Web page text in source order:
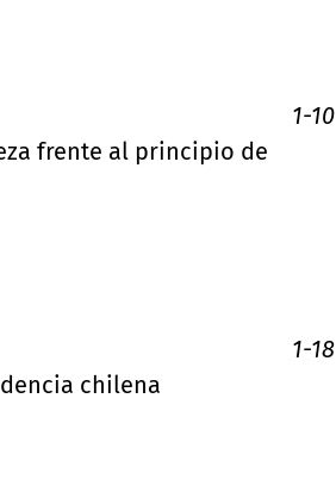
1-10
frente al principio de
1-18
chilena